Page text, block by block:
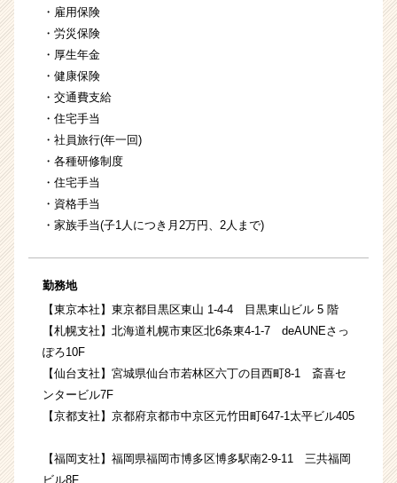
・雇用保険
・労災保険
・厚生年金
・健康保険
・交通費支給
・住宅手当
・社員旅行(年一回)
・各種研修制度
・住宅手当
・資格手当
・家族手当(子1人につき月2万円、2人まで)
勤務地
【東京本社】東京都目黒区東山 1‐4‐4 目黒東山ビル 5 階
【札幌支社】北海道札幌市東区北6条東4-1-7 deAUNEさっ
ぽろ10F
【仙台支社】宮城県仙台市若林区六丁の目西町8-1 斎喜セ
ンタービル7F
【京都支社】京都府京都市中京区元竹田町647-1太平ビル405
【福岡支社】福岡県福岡市博多区博多駅南2-9-11 三共福岡
ビル8F